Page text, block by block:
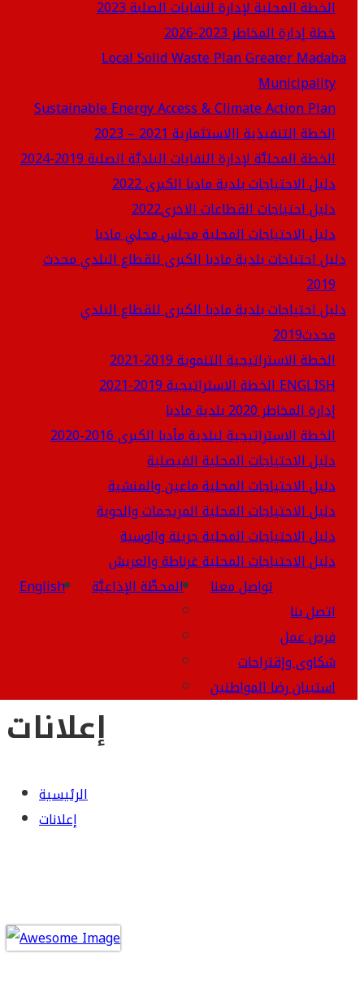
الخطة المحلية لإدارة النفايات الصلبة 2023
خطة إدارة المخاطر 2023-2026
Local Solid Waste Plan Greater Madaba
Municipality
Sustainable Energy Access & Climate Action Plan
الخطة التنفيذية االاستثمارية 2021 – 2023
الخطة المحليَّة لإدارة النفايات البلديَّة الصلبة 2019-2024
دليل الاحتياجات بلدية مادبا الكبرى 2022
دليل احتياجات القطاعات الاخرى2022
دليل الاحتياجات المحلية مجلس محلي مادبا
دليل احتياجات بلدية مادبا الكبرى للقطاع البلدي محدث
2019
دليل احتياجات بلدية مادبا الكبرى للقطاع البلدي
محدث2019
الخطة الاستراتيجية التنموية 2019-2021
الخطة الاستراتيجية 2019-2021 ENGLISH
إدارة المخاطر 2020 بلدية مادبا
الخطة الاستراتيجية لبلدية مأدبا الكبرى 2016-2020
دليل الاحتياجات المحلية الفيصلية
دليل الاحتياجات المحلية ماعين والمنشية
دليل الاحتياجات المحلية المريجمات والحوية
دليل الاحتياجات المحلية جرينة والوسية
دليل الاحتياجات المحلية غرناطة والعريش
تواصل معنا
اتصل بنا
فرص عمل
شكاوى وإقتراحات
استبيان رضا المواطنين
المحطَّة الإذاعيَّة English
إعلانات
الرئيسية
إعلانات